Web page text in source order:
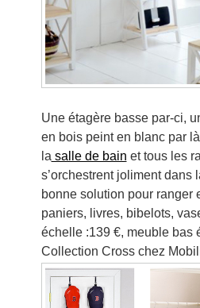
Une étagère basse par-ci,
en bois peint en blanc par
la salle de bain et tous les
s’orchestrent joliment dans
bonne solution pour ranger
paniers, livres, bibelots,
échelle :139 €, meuble bas
Collection Cross chez